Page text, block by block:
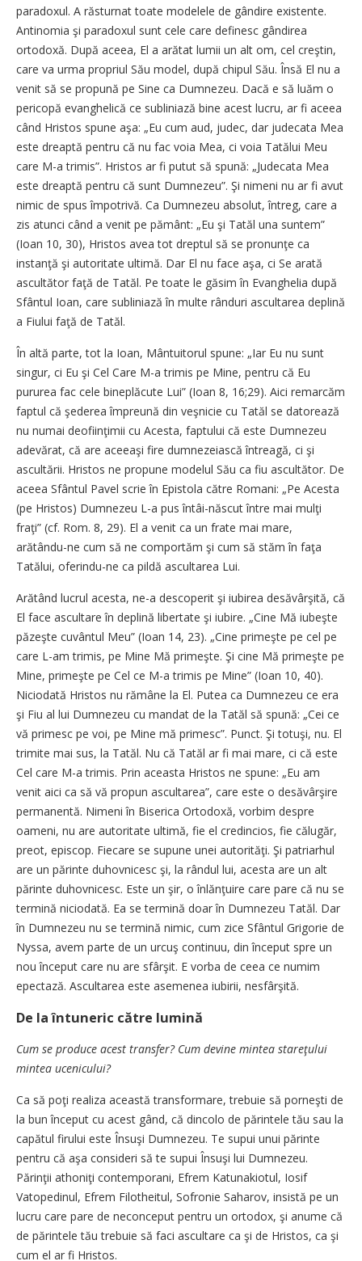
paradoxul. A răsturnat toate modelele de gândire existente.
Antinomia şi paradoxul sunt cele care definesc gândirea
ortodoxă. După aceea, El a arătat lumii un alt om, cel creştin,
care va urma propriul Său model, după chipul Său. Însă El nu a
venit să se propună pe Sine ca Dumnezeu. Dacă e să luăm o
pericopă evanghelică ce subliniază bine acest lucru, ar fi aceea
când Hristos spune aşa: „Eu cum aud, judec, dar judecata Mea
este dreaptă pentru că nu fac voia Mea, ci voia Tatălui Meu
care M-a trimis”. Hristos ar fi putut să spună: „Judecata Mea
este dreaptă pentru că sunt Dumnezeu”. Şi nimeni nu ar fi avut
nimic de spus împotrivă. Ca Dumnezeu absolut, întreg, care a
zis atunci când a venit pe pământ: „Eu şi Tatăl una suntem”
(Ioan 10, 30), Hristos avea tot dreptul să se pronunţe ca
instanţă şi autoritate ultimă. Dar El nu face aşa, ci Se arată
ascultător faţă de Tatăl. Pe toate le găsim în Evanghelia după
Sfântul Ioan, care subliniază în multe rânduri ascultarea deplină
a Fiului faţă de Tatăl.
În altă parte, tot la Ioan, Mântuitorul spune: „Iar Eu nu sunt
singur, ci Eu şi Cel Care M-a trimis pe Mine, pentru că Eu
pururea fac cele bineplăcute Lui” (Ioan 8, 16;29). Aici remarcăm
faptul că şederea împreună din veşnicie cu Tatăl se datorează
nu numai deofiinţimii cu Acesta, faptului că este Dumnezeu
adevărat, că are aceeaşi fire dumnezeiască întreagă, ci şi
ascultării. Hristos ne propune modelul Său ca fiu ascultător. De
aceea Sfântul Pavel scrie în Epistola către Romani: „Pe Acesta
(pe Hristos) Dumnezeu L-a pus întâi-născut între mai mulţi
fraţi” (cf. Rom. 8, 29). El a venit ca un frate mai mare,
arătându-ne cum să ne comportăm şi cum să stăm în faţa
Tatălui, oferindu-ne ca pildă ascultarea Lui.
Arătând lucrul acesta, ne-a descoperit şi iubirea desăvârşită, că
El face ascultare în deplină libertate şi iubire. „Cine Mă iubeşte
păzeşte cuvântul Meu” (Ioan 14, 23). „Cine primeşte pe cel pe
care L-am trimis, pe Mine Mă primeşte. Şi cine Mă primeşte pe
Mine, primeşte pe Cel ce M-a trimis pe Mine” (Ioan 10, 40).
Niciodată Hristos nu rămâne la El. Putea ca Dumnezeu ce era
şi Fiu al lui Dumnezeu cu mandat de la Tatăl să spună: „Cei ce
vă primesc pe voi, pe Mine mă primesc”. Punct. Şi totuşi, nu. El
trimite mai sus, la Tatăl. Nu că Tatăl ar fi mai mare, ci că este
Cel care M-a trimis. Prin aceasta Hristos ne spune: „Eu am
venit aici ca să vă propun ascultarea”, care este o desăvârşire
permanentă. Nimeni în Biserica Ortodoxă, vorbim despre
oameni, nu are autoritate ultimă, fie el credincios, fie călugăr,
preot, episcop. Fiecare se supune unei autorităţi. Şi patriarhul
are un părinte duhovnicesc şi, la rândul lui, acesta are un alt
părinte duhovnicesc. Este un şir, o înlănţuire care pare că nu se
termină niciodată. Ea se termină doar în Dumnezeu Tatăl. Dar
în Dumnezeu nu se termină nimic, cum zice Sfântul Grigorie de
Nyssa, avem parte de un urcuş continuu, din început spre un
nou început care nu are sfârşit. E vorba de ceea ce numim
epectază. Ascultarea este asemenea iubirii, nesfârşită.
De la întuneric către lumină
Cum se produce acest transfer? Cum devine mintea stareţului
mintea ucenicului?
Ca să poţi realiza această transformare, trebuie să porneşti de
la bun început cu acest gând, că dincolo de părintele tău sau la
capătul firului este Însuşi Dumnezeu. Te supui unui părinte
pentru că aşa consideri să te supui Însuşi lui Dumnezeu.
Părinţii athoniţi contemporani, Efrem Katunakiotul, Iosif
Vatopedinul, Efrem Filotheitul, Sofronie Saharov, insistă pe un
lucru care pare de neconceput pentru un ortodox, şi anume că
de părintele tău trebuie să faci ascultare ca şi de Hristos, ca şi
cum el ar fi Hristos.